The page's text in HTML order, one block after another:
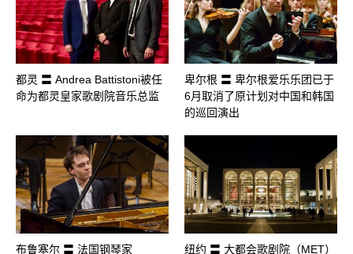
都灵 〓 Andrea Battistoni被任
命为都灵皇家歌剧院音乐总监
卑尔根 〓 卑尔根爱乐乐团已于
6月取消了原计划对中国和韩国
的巡回演出
布鲁塞尔 〓 法国钢琴家 纽约 〓 大都会歌剧院（MET）